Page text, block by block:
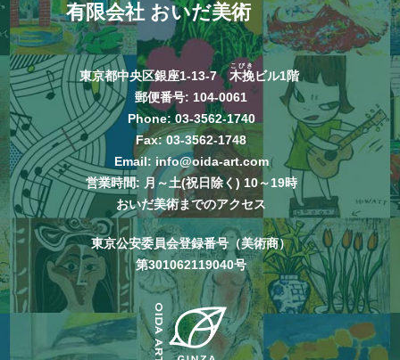
有限会社 おいだ美術
東京都中央区銀座1-13-7木挽
こびき
ビル1階
郵便番号: 104-0061
Phone: 03-3562-1740
Fax: 03-3562-1748
Email: info@oida-art.com
営業時間: 月～土(祝日除く) 10～19時
おいだ美術までのアクセス
東京公安委員会登録番号（美術商）
第301062119040号